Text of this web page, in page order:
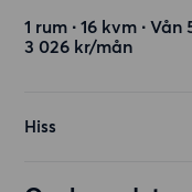
1 rum ∙ 16 kvm ∙ Vån
3 026 kr/mån
Hiss